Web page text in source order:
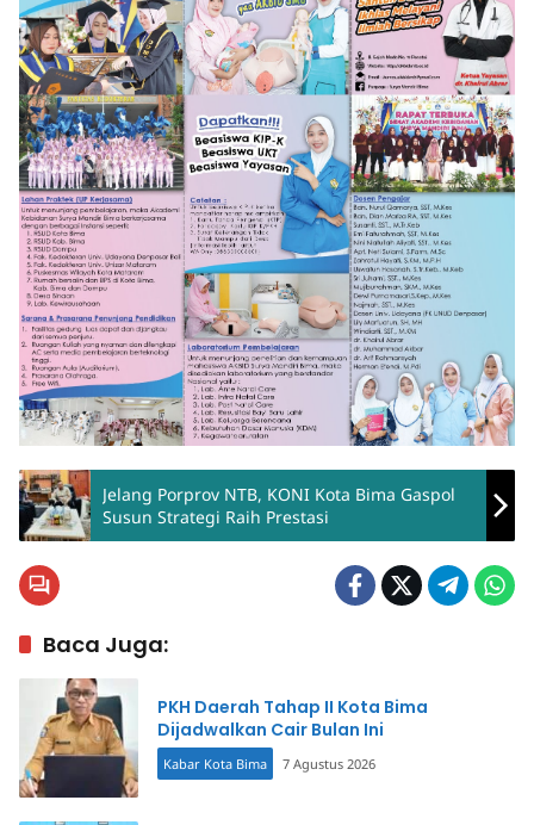
Jelang Porprov NTB, KONI Kota Bima Gaspol
Susun Strategi Raih Prestasi
Baca Juga:
PKH Daerah Tahap II Kota Bima
Dijadwalkan Cair Bulan Ini
Kabar Kota Bima 7 Agustus 2026